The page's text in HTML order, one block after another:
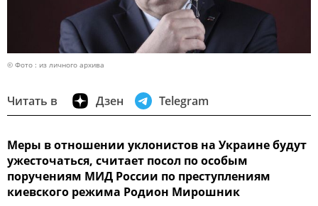
© Фото : из личного архива
Читать в Дзен Telegram
Меры в отношении уклонистов на Украине будут
ужесточаться, считает посол по особым
поручениям МИД России по преступлениям
киевского режима Родион Мирошник